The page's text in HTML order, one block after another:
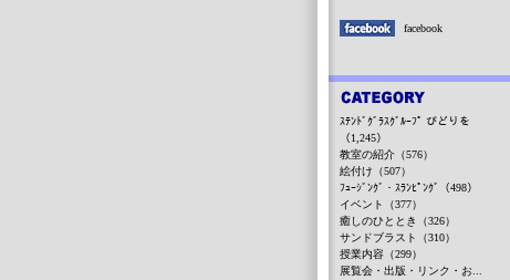
facebook
ｽﾃﾝﾄﾞｸﾞﾗｽｸﾞﾙｰﾌﾟ びどりを
（1,245）
教室の紹介（576）
絵付け（507）
ﾌｭｰｼﾞﾝｸﾞ・ｽﾗﾝﾋﾟﾝｸﾞ（498）
イベント（377）
癒しのひととき（326）
サンドブラスト（310）
授業内容（299）
展覧会・出版・リンク・お...